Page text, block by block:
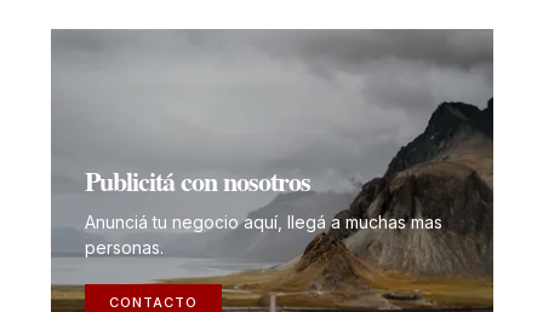
Publicitá con nosotros
Anunciá tu negocio aquí, llegá a muchas mas
personas.
CONTACTO